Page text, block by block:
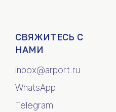
СВЯЖИТЕСЬ С
НАМИ
inbox@arport.ru
WhatsApp
Telegram